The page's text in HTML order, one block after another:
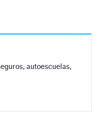
autoescuelas,